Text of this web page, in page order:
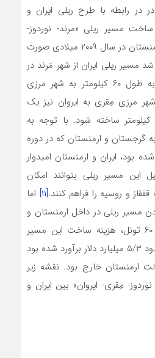
در رابطه با طرح ریلی ایران و
ساخت مسیر ریلی «مرند- نوردوز-
مِقری- ایروان» با دولت ارمنستان در سال ۲۰۰۹ میلادی صورت
مسیر ریلی ایران از شهر مَرند در
استان آذربایجان شرقی به طول ۶۰ کیلومتر به شهر مرزی
مرزی مِقری به ایروان نیز یک
ریلی به طول ۴۱۰ کیلومتر ساخته شود. با توجه به
گرجستان و ارمنستان که در دوره
بود، ایران و ارمنستان امیدوار
این مسیر ریلی بتوانند امکان
و روسیه را فراهم کنند.[۱۱]
اما
مسیر ریلی در داخل ارمنستان و
نیاز به احداث ۸۶ پل و ۶۰ تونل، هزینه ساخت این مسیر
ریلی ۴۷۰ کیلومتری در حدود ۵/۳ میلیارد دلار برآورد شده بود
ارمنستان خارج بود. نقشه زیر
مِقری- ایروان» بین ایران و